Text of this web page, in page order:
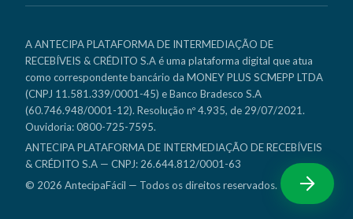
A ANTECIPA PLATAFORMA DE INTERMEDIAÇÃO DE
RECEBÍVEIS & CRÉDITO S.A é uma plataforma digital que atua
como correspondente bancário da MONEY PLUS SCMEPP LTDA
(CNPJ 11.581.339/0001-45) e Banco Bradesco S.A
(60.746.948/0001-12). Resolução nº 4.935, de 29/07/2021.
Ouvidoria: 0800-725-7595.
ANTECIPA PLATAFORMA DE INTERMEDIAÇÃO DE RECEBÍVEIS
& CRÉDITO S.A — CNPJ: 26.644.812/0001-63
© 2026 AntecipaFácil — Todos os direitos reservados.